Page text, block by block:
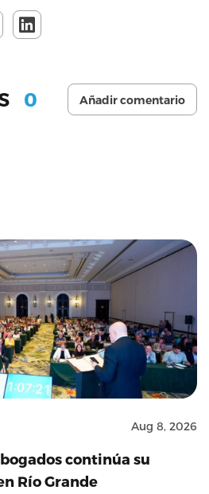
0 Añadir comentario
Aug 8, 2026
continúa su
Río Grande